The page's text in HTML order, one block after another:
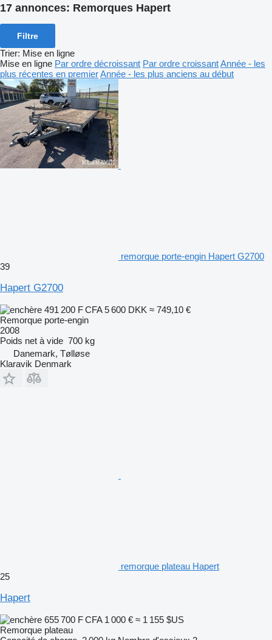
17 annonces: Remorques Hapert
Filtre
Trier: Mise en ligne
Mise en ligne Par ordre décroissant Par ordre croissantAnnée - les
plus récentes en premierAnnée - les plus anciens au début
remorque porte-engin Hapert G2700
39
Hapert G2700
491 200 F CFA5 600 DKK ≈ 749,10 €
Remorque porte-engin
2008
Poids net à vide 700 kg
Danemark, Tølløse
Klaravik Denmark
remorque plateau Hapert
25
Hapert
655 700 F CFA 1 000 € ≈ 1 155 $US
Remorque plateau